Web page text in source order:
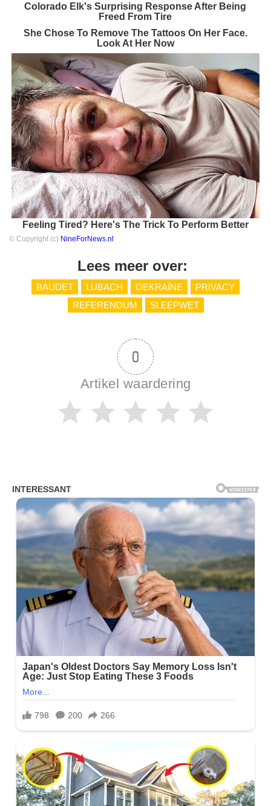
Colorado Elk's Surprising Response After Being
Freed From Tire
She Chose To Remove The Tattoos On Her Face.
Look At Her Now
Feeling Tired? Here's The Trick To Perform Better
© Copyright (c) NineForNews.nl
Lees meer over:
BAUDET LUBACH OEKRAÏNE
PRIVACY
REFERENDUM
SLEEPWET
0
Artikel waardering